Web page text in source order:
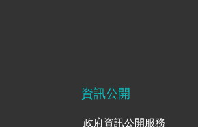
資訊公開
政府資訊公開服務